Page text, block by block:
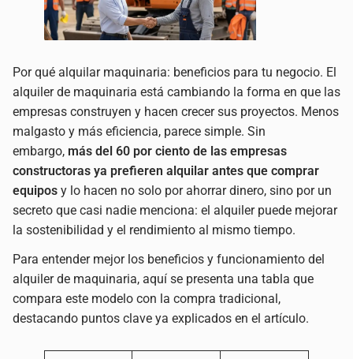
Por qué alquilar maquinaria: beneficios para tu negocio. El
alquiler de maquinaria está cambiando la forma en que las
empresas construyen y hacen crecer sus proyectos. Menos
malgasto y más eficiencia, parece simple. Sin
embargo, más del 60 por ciento de las empresas
constructoras ya prefieren alquilar antes que comprar
equipos y lo hacen no solo por ahorrar dinero, sino por un
secreto que casi nadie menciona: el alquiler puede mejorar
la sostenibilidad y el rendimiento al mismo tiempo.
Para entender mejor los beneficios y funcionamiento del
alquiler de maquinaria, aquí se presenta una tabla que
compara este modelo con la compra tradicional,
destacando puntos clave ya explicados en el artículo.